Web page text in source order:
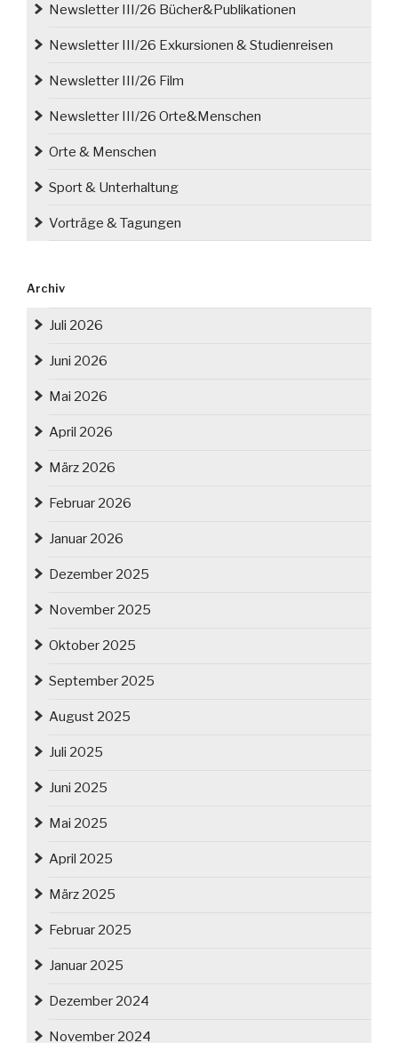
Newsletter III/26 Bücher&Publikationen
Newsletter III/26 Exkursionen & Studienreisen
Newsletter III/26 Film
Newsletter III/26 Orte&Menschen
Orte & Menschen
Sport & Unterhaltung
Vorträge & Tagungen
Archiv
Juli 2026
Juni 2026
Mai 2026
April 2026
März 2026
Februar 2026
Januar 2026
Dezember 2025
November 2025
Oktober 2025
September 2025
August 2025
Juli 2025
Juni 2025
Mai 2025
April 2025
März 2025
Februar 2025
Januar 2025
Dezember 2024
November 2024